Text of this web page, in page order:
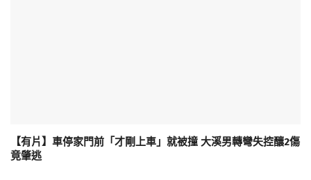
【有片】車停家門前「才剛上車」就被撞 大溪男轉彎失控釀2傷
竟肇逃